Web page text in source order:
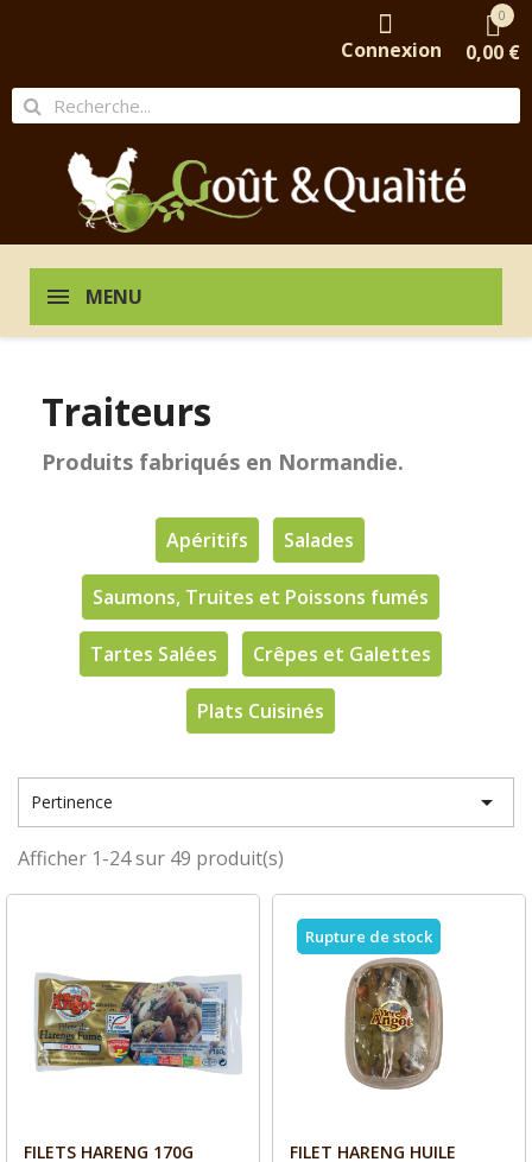
Connexion
0
0,00 €
MENU
Traiteurs
Produits fabriqués en Normandie.
Apéritifs Salades
Saumons, Truites et Poissons fumés
Tartes Salées Crêpes et Galettes
Plats Cuisinés
Pertinence 
Afficher 1-24 sur 49 produit(s)
FILETS HARENG 170G
FILET HARENG HUILE
Rupture de stock